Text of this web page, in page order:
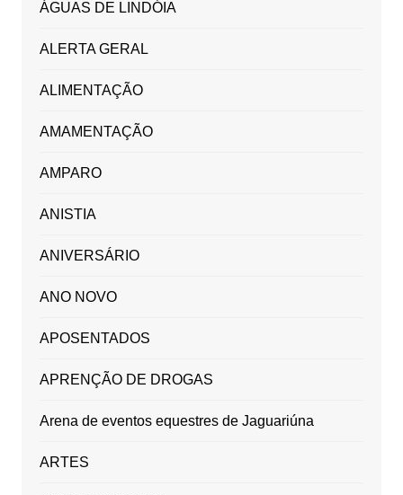
ÁGUAS DE LINDÓIA
ALERTA GERAL
ALIMENTAÇÃO
AMAMENTAÇÃO
AMPARO
ANISTIA
ANIVERSÁRIO
ANO NOVO
APOSENTADOS
APRENÇÃO DE DROGAS
Arena de eventos equestres de Jaguariúna
ARTES